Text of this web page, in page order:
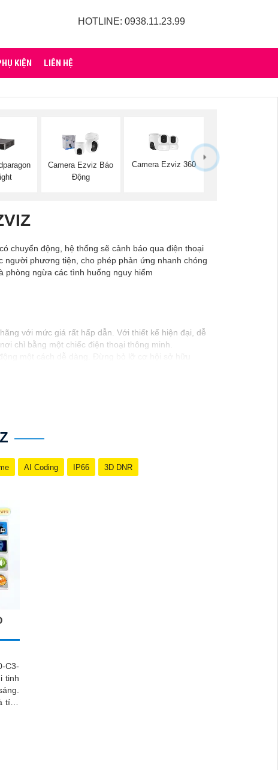
HOTLINE: 0938.11.23.99
KIỆN LIÊN HỆ
Camera Ezviz Báo
Động
Camera Ezviz 360
chuyển động, hệ thống sẽ cảnh báo qua điện thoại
người phương tiện, cho phép phản ứng nhanh chóng
phòng ngừa các tình huống nguy hiểm
với mức giá rất hấp dẫn. Với thiết kế hiện đại, dễ
chỉ bằng một chiếc điện thoại thông minh.
AI Coding IP66 3D DNR
tinh
tích